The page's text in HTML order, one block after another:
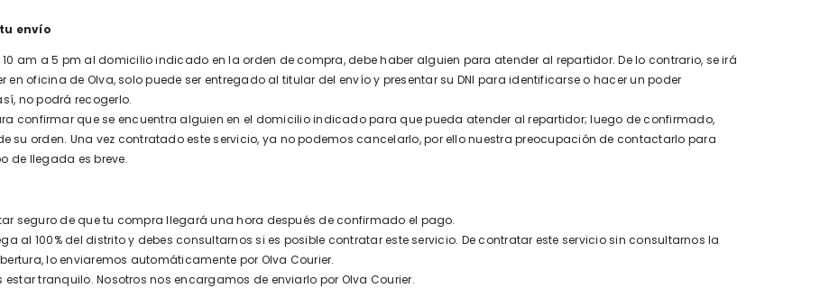
envío
am a 5 pm al domicilio indicado en la orden de compra, debe haber alguien para atender al repartidor. De lo contrario, se irá
oficina de Olva, solo puede ser entregado al titular del envío y presentar su DNI para identificarse o hacer un poder
no podrá recogerlo.
confirmar que se encuentra alguien en el domicilio indicado para que pueda atender al repartidor; luego de confirmado,
su orden. Una vez contratado este servicio, ya no podemos cancelarlo, por ello nuestra preocupación de contactarlo para
de llegada es breve.
seguro de que tu compra llegará una hora después de confirmado el pago.
al 100% del distrito y debes consultarnos si es posible contratar este servicio. De contratar este servicio sin consultarnos la
lo enviaremos automáticamente por Olva Courier.
tranquilo. Nosotros nos encargamos de enviarlo por Olva Courier.